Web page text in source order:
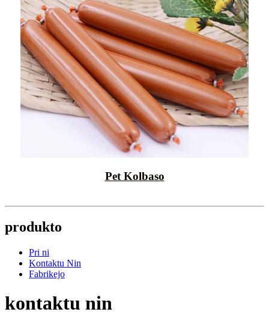
Pet Kolbaso
produkto
Pri ni
Kontaktu Nin
Fabrikejo
kontaktu nin